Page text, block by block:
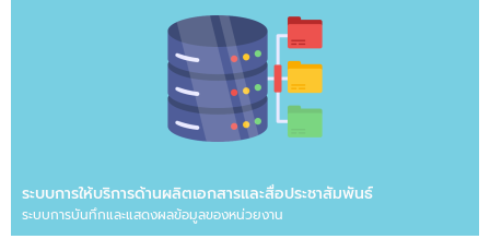
ระบบการให้บริการด้านผลิตเอกสารและสื่อประชาสัมพันธ์
ระบบการบันทึกและแสดงผลข้อมูลของหน่วยงาน